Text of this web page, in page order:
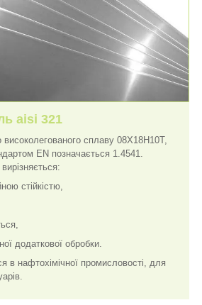
aisi 321
високолегованого сплаву 08Х18Н10Т,
EN позначається 1.4541.
стійкістю,
додаткової обробки.
в нафтохімічної промисловості, для